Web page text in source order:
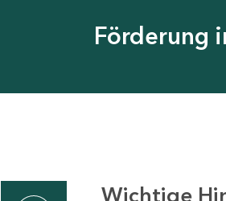
Förderung
Wichtige